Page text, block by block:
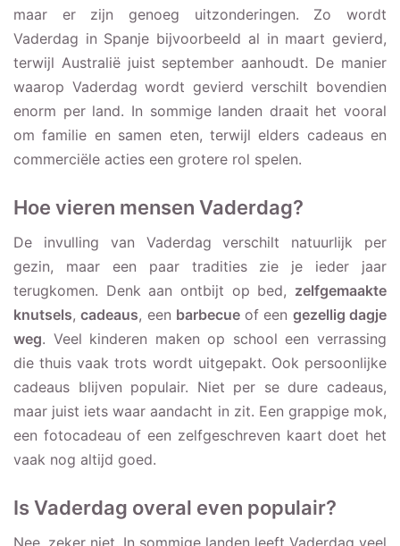
maar er zijn genoeg uitzonderingen. Zo wordt
Vaderdag in Spanje bijvoorbeeld al in maart gevierd,
terwijl Australië juist september aanhoudt. De manier
waarop Vaderdag wordt gevierd verschilt bovendien
enorm per land. In sommige landen draait het vooral
om familie en samen eten, terwijl elders cadeaus en
commerciële acties een grotere rol spelen.
Hoe vieren mensen Vaderdag?
De invulling van Vaderdag verschilt natuurlijk per
gezin, maar een paar tradities zie je ieder jaar
terugkomen. Denk aan ontbijt op bed, zelfgemaakte
knutsels,cadeaus, een barbecueof een gezellig dagje
weg. Veel kinderen maken op school een verrassing
die thuis vaak trots wordt uitgepakt. Ook persoonlijke
cadeaus blijven populair. Niet per se dure cadeaus,
maar juist iets waar aandacht in zit. Een grappige mok,
een fotocadeau of een zelfgeschreven kaart doet het
vaak nog altijd goed.
Is Vaderdag overal even populair?
Nee, zeker niet. In sommige landen leeft Vaderdag veel